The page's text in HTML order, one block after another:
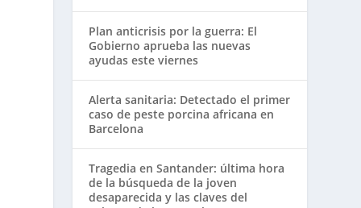
Plan anticrisis por la guerra: El
Gobierno aprueba las nuevas
ayudas este viernes
Alerta sanitaria: Detectado el primer
caso de peste porcina africana en
Barcelona
Tragedia en Santander: última hora
de la búsqueda de la joven
desaparecida y las claves del